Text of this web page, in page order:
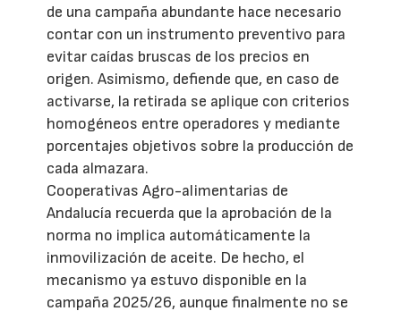
de una campaña abundante hace necesario
contar con un instrumento preventivo para
evitar caídas bruscas de los precios en
origen. Asimismo, defiende que, en caso de
activarse, la retirada se aplique con criterios
homogéneos entre operadores y mediante
porcentajes objetivos sobre la producción de
cada almazara.
Cooperativas Agro-alimentarias de
Andalucía recuerda que la aprobación de la
norma no implica automáticamente la
inmovilización de aceite. De hecho, el
mecanismo ya estuvo disponible en la
campaña 2025/26, aunque finalmente no se